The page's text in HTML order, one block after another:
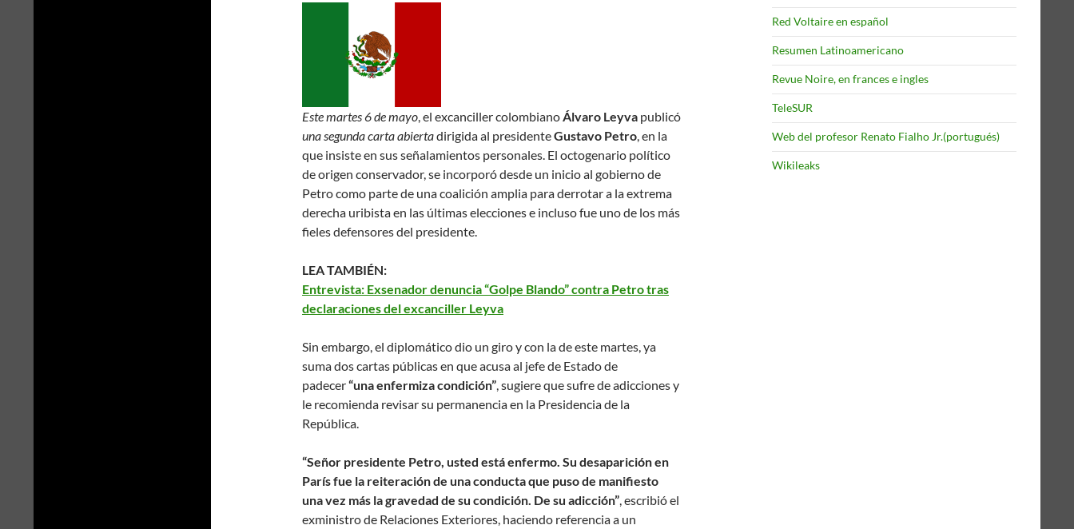
Este martes 6 de mayo , el excanciller colombiano Álvaro Leyva publicó
una segunda carta abiertadirigida al presidenteGustavo Petro , en la
que insiste en sus señalamientos personales. El octogenario político
de origen conservador, se incorporó desde un inicio al gobierno de
Petro como parte de una coalición amplia para derrotar a la extrema
derecha uribista en las últimas elecciones e incluso fue uno de los más
fieles defensores del presidente.
LEA TAMBIÉN:
Entrevista: Exsenador denuncia “Golpe Blando” contra Petro tras
declaraciones del excanciller Leyva
Sin embargo, el diplomático dio un giro y con la de este martes, ya
suma dos cartas públicas en que acusa al jefe de Estado de
padecer“una enfermiza condición” , sugiere que sufre de adicciones y
le recomienda revisar su permanencia en la Presidencia de la
República.
“Señor presidente Petro, usted está enfermo. Su desaparición en
París fue la reiteración de una conducta que puso de manifiesto
una vez más la gravedad de su condición. De su adicción” , escribió el
exministro de Relaciones Exteriores, haciendo referencia a un
Red Voltaire en español
Resumen Latinoamericano
Revue Noire, en frances e ingles
TeleSUR
Web del profesor Renato Fialho Jr.(portugués)
Wikileaks